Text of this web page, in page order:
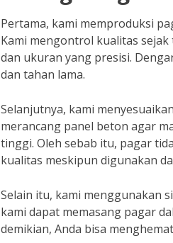
Pertama, kami memproduksi
Kami mengontrol kualitas
dan ukuran yang presisi.
dan tahan lama.
Selanjutnya, kami
merancang panel beton agar
tinggi. Oleh sebab itu, pagar
kualitas meskipun digunakan
Selain itu, kami menggunakan
kami dapat memasang pagar
demikian, Anda bisa